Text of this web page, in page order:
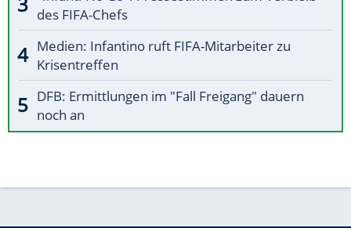
des FIFA-Chefs
Medien: Infantino ruft FIFA-Mitarbeiter zu
Krisentreffen
DFB: Ermittlungen im "Fall Freigang" dauern
noch an